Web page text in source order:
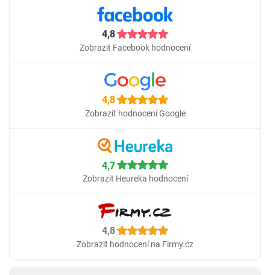
4,8
Zobrazit Facebook hodnocení
4,8
Zobrazit hodnocení Google
4,7
Zobrazit Heureka hodnocení
4,8
Zobrazit hodnocení na Firmy.cz